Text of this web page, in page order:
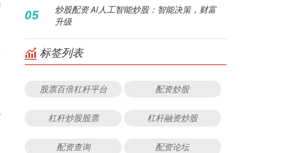
05
炒股配资 AI人工智能炒股：智能决策，财富
升级
标签列表
股票百倍杠杆平台 配资炒股
杠杆炒股股票 杠杆融资炒股
配资查询 配资论坛